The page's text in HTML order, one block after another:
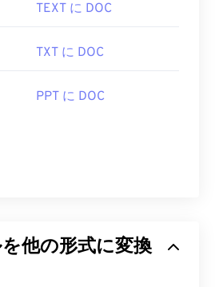
TEXT に DOC
TXT に DOC
PPT に DOC
他の形式に変換